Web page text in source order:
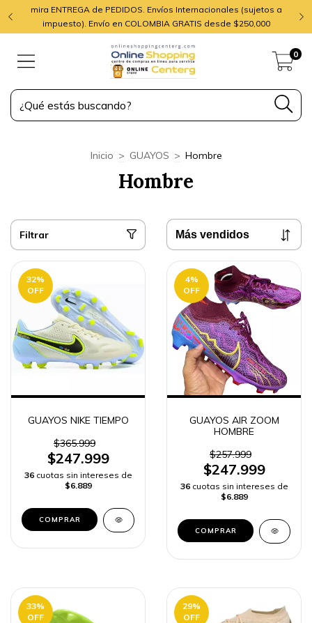
mira ENTREGA de PEDIDOS. Envíos Internacionales (sujetos a
impuesto). Envío en COLOMBIA GRATIS desde $250,000
0
Inicio > GUAYOS > Hombre
Hombre
Filtrar
32%
OFF
GUAYOS NIKE TIEMPO
$365.999
$247.999
36 cuotas sin intereses de
$6.889
COMPRAR
4%
OFF
GUAYOS AIR ZOOM
HOMBRE
$257.999
$247.999
36 cuotas sin intereses de
$6.889
COMPRAR
33%
OFF
29%
OFF